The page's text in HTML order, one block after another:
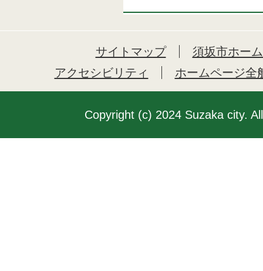
サイトマップ
須坂市ホー
アクセシビリティ
ホームページ全
Copyright (c) 2024 Suzaka city.